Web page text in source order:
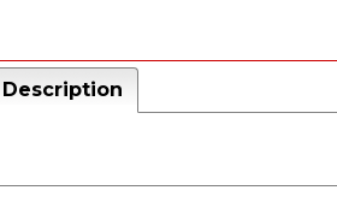
Description